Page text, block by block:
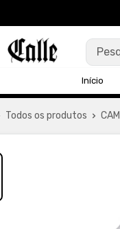
Início
Todos os produtos